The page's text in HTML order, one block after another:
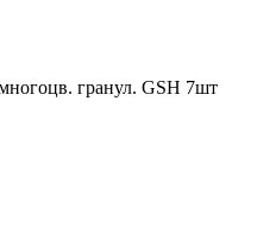
гранул. GSH 7шт